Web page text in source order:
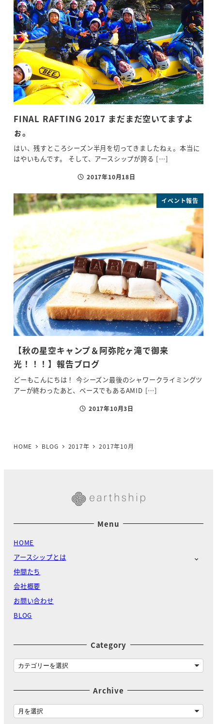
FINAL RAFTING 2017 まだまだ空いてますよ
ぉ。
はい、残すところシーズン半月を切ってきましたねぇ。本当に
はやいもんです。 そして、アースシップが誇る […]
投稿日2017年10月18日
イベント報告
【秋の星空キャンプ＆阿弥陀ヶ滝で御来
光！！！】報告ブログ
どーもこんにちは！ 今シーズン最後のシャワークライミングツ
アーが終わったあと、ベースでもあるAMID […]
投稿日2017年10月3日
HOME BLOG 2017年 2017年10月
Menu
HOME
アースシップとは
仲間たち
会社概要
お問い合わせ
BLOG
Category
a
g
o
Archive
r